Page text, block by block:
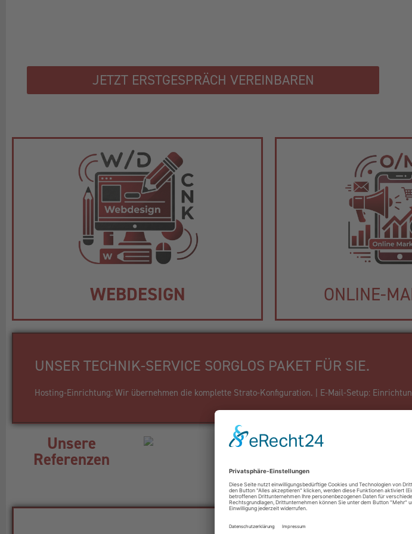
JETZT ERSTGESPRÄCH VEREINBAREN
WEBDESIGN ONLINE-
UNSER TECHNIK-SERVICE SORGLOS PAKET FÜR SIE.
Hosting-Einrichtung: Wir übernehmen die komplette Strato-Konfiguration. | E-Mail-Setup:
Unsere
Referenzen